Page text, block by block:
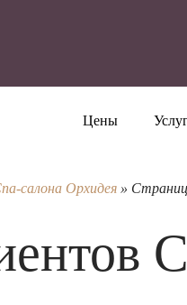
Цены
салона Орхидея »